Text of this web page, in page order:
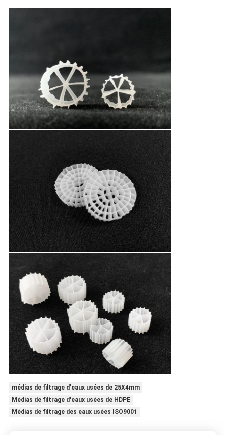
médias de filtrage d'eaux usées de 25X4mm
Médias de filtrage d'eaux usées de HDPE
Médias de filtrage des eaux usées ISO9001